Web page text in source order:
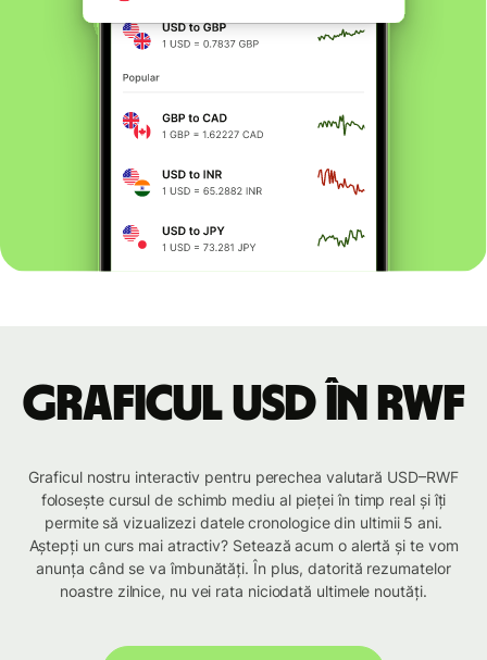
Graficul USD în RWF
Graficul nostru interactiv pentru perechea valutară USD–RWF
folosește cursul de schimb mediu al pieței în timp real și îți
permite să vizualizezi datele cronologice din ultimii 5 ani.
Aștepți un curs mai atractiv? Setează acum o alertă și te vom
anunța când se va îmbunătăți. În plus, datorită rezumatelor
noastre zilnice, nu vei rata niciodată ultimele noutăți.